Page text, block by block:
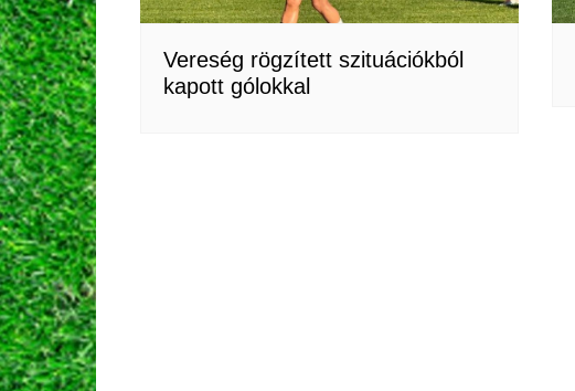
Vereség rögzített szituációkból
kapott gólokkal